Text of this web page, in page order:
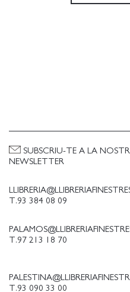
T.93 384 08 09
T.97 213 18 70
T.93 090 33 00
SUBSCRIU-TE A LA
NEWSLETTER